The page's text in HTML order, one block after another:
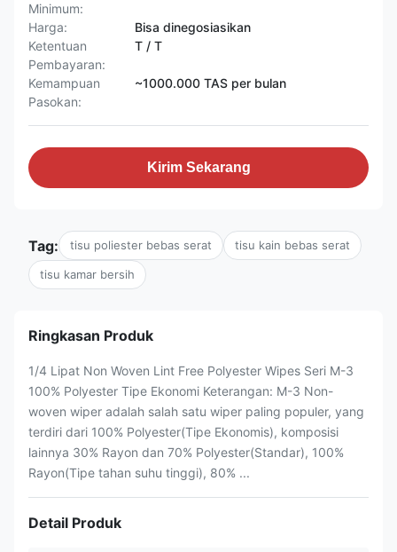
Minimum:
Harga:
Bisa dinegosiasikan
Ketentuan
Pembayaran:
T / T
Kemampuan
Pasokan:
~1000.000 TAS per bulan
Kirim Sekarang
Tag: tisu poliester bebas serat tisu kain bebas serat
tisu kamar bersih
Ringkasan Produk
1/4 Lipat Non Woven Lint Free Polyester Wipes Seri M-3
100% Polyester Tipe Ekonomi Keterangan: M-3 Non-
woven wiper adalah salah satu wiper paling populer, yang
terdiri dari 100% Polyester(Tipe Ekonomis), komposisi
lainnya 30% Rayon dan 70% Polyester(Standar), 100%
Rayon(Tipe tahan suhu tinggi), 80% ...
Detail Produk